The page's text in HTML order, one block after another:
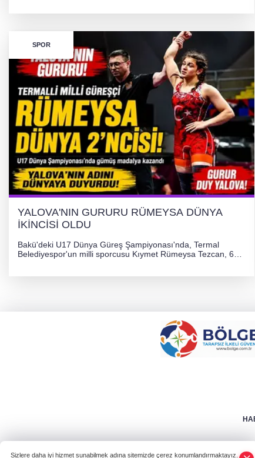
SPOR
YALOVA'NIN GURURU RÜMEYSA DÜNYA
İKİNCİSİ OLDU
Bakü'deki U17 Dünya Güreş Şampiyonası'nda, Termal
Belediyespor'un milli sporcusu Kıymet Rümeysa Tezcan, 69
Sizlere daha iyi hizmet sunabilmek adına sitemizde çerez konumlandırmaktayız.